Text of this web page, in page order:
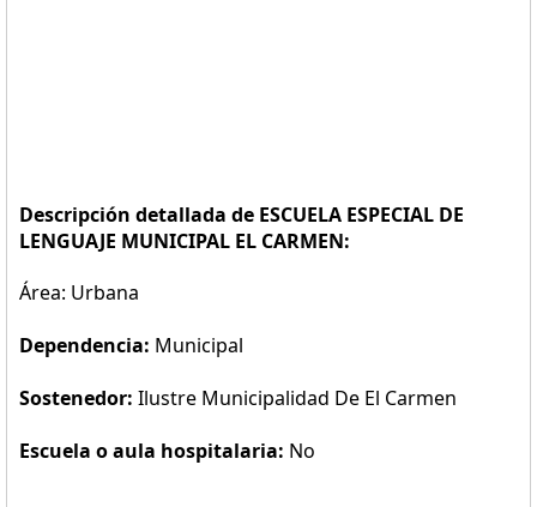
Descripción detallada de ESCUELA ESPECIAL DE
LENGUAJE MUNICIPAL EL CARMEN:
Área: Urbana
Dependencia: Municipal
Sostenedor: Ilustre Municipalidad De El Carmen
Escuela o aula hospitalaria: No